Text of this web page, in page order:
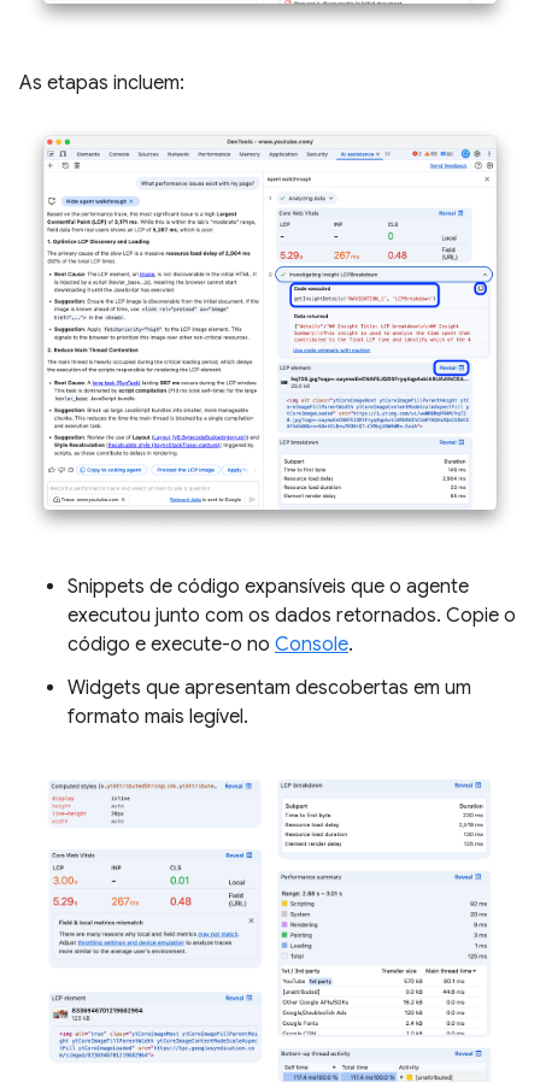
As etapas incluem:
Snippets de código expansíveis que o agente
executou junto com os dados retornados. Copie o
código e execute-o no Console.
Widgets que apresentam descobertas em um
formato mais legível.